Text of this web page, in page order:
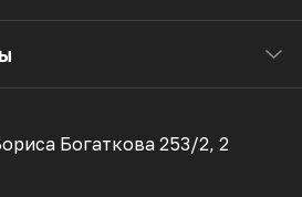
Богаткова 253/2, 2